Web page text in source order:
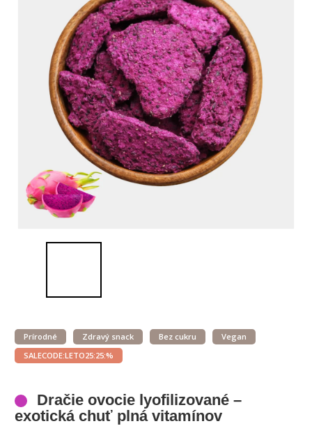
Prírodné Zdravý snack Bez cukru
Vegan
SALECODE:LETO25:25:%
Dračie ovocie lyofilizované –
exotická chuť plná vitamínov